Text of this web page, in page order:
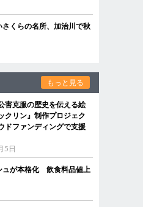
くらの名所、加治川で秋
もっと見る
害克服の歴史を伝える絵
クリン』制作プロジェク
ドファンディングで支援
5日
ュが本格化 飲食料品値上